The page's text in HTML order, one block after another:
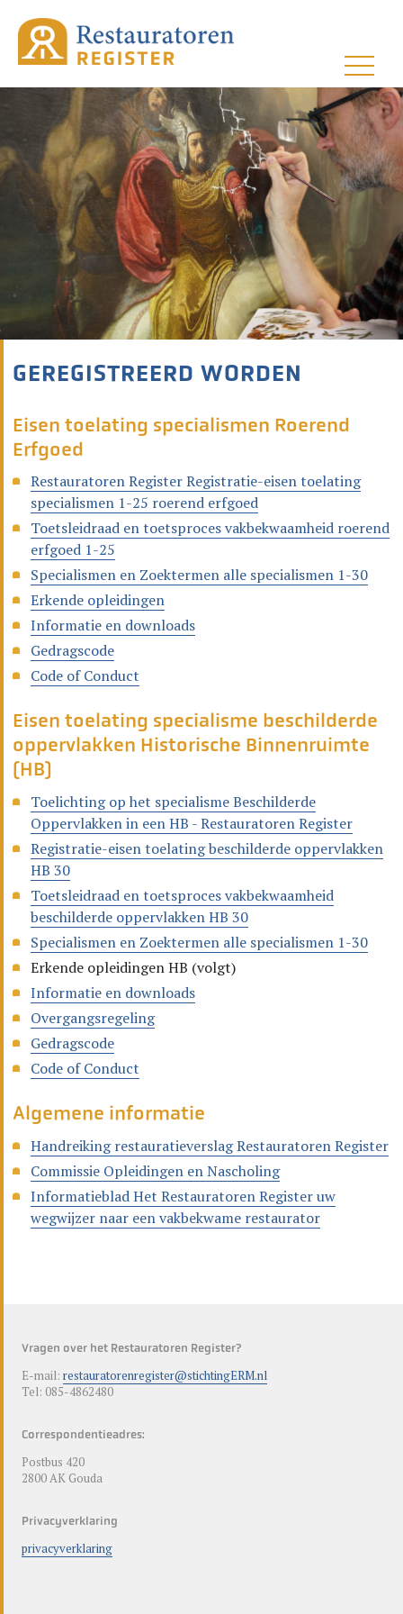
GEREGISTREERD WORDEN
Eisen toelating specialismen Roerend
Erfgoed
Restauratoren Register Registratie-eisen toelating
specialismen 1-25 roerend erfgoed
Toetsleidraad en toetsproces vakbekwaamheid roerend
erfgoed 1-25
Specialismen en Zoektermen alle specialismen 1-30
Erkende opleidingen
Informatie en downloads
Gedragscode
Code of Conduct
Eisen toelating specialisme beschilderde
oppervlakken Historische Binnenruimte
(HB)
Toelichting op het specialisme Beschilderde
Oppervlakken in een HB - Restauratoren Register
Registratie-eisen toelating beschilderde oppervlakken
HB 30
Toetsleidraad en toetsproces vakbekwaamheid
beschilderde oppervlakken HB 30
Specialismen en Zoektermen alle specialismen 1-30
Erkende opleidingen HB (volgt)
Informatie en downloads
Overgangsregeling
Gedragscode
Code of Conduct
Algemene informatie
Handreiking restauratieverslag Restauratoren Register
Commissie Opleidingen en Nascholing
Informatieblad Het Restauratoren Register uw
wegwijzer naar een vakbekwame restaurator
Vragen over het Restauratoren Register?
E-mail: restauratorenregister@stichtingERM.nl
Tel: 085-4862480
Correspondentieadres:
Postbus 420
2800 AK Gouda
Privacyverklaring
privacyverklaring